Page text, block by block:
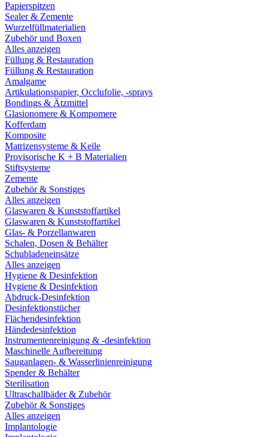
Papierspitzen
Sealer & Zemente
Wurzelfüllmaterialien
Zubehör und Boxen
Alles anzeigen
Füllung & Restauration
Füllung & Restauration
Amalgame
Artikulationspapier, Occlufolie, -sprays
Bondings & Ätzmittel
Glasionomere & Kompomere
Kofferdam
Komposite
Matrizensysteme & Keile
Provisorische K + B Materialien
Stiftsysteme
Zemente
Zubehör & Sonstiges
Alles anzeigen
Glaswaren & Kunststoffartikel
Glaswaren & Kunststoffartikel
Glas- & Porzellanwaren
Schalen, Dosen & Behälter
Schubladeneinsätze
Alles anzeigen
Hygiene & Desinfektion
Hygiene & Desinfektion
Abdruck-Desinfektion
Desinfektionstücher
Flächendesinfektion
Händedesinfektion
Instrumentenreinigung & -desinfektion
Maschinelle Aufbereitung
Sauganlagen- & Wasserlinienreinigung
Spender & Behälter
Sterilisation
Ultraschallbäder & Zubehör
Zubehör & Sonstiges
Alles anzeigen
Implantologie